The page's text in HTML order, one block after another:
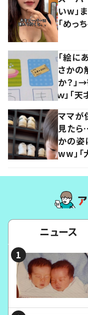
いw」
「めっ
「絵に
さかの
か？」
ｗ」「
ママが
見たら
かの姿
ww」「
ニュース